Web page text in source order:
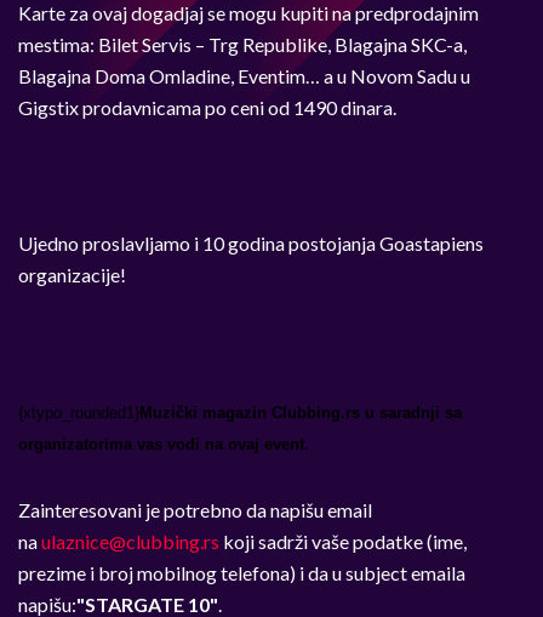
Karte za ovaj dogadjaj se mogu kupiti na predprodajnim
mestima: Bilet Servis – Trg Republike, Blagajna SKC-a,
Blagajna Doma Omladine, Eventim… a u Novom Sadu u
Gigstix prodavnicama po ceni od 1490 dinara.
Ujedno proslavljamo i 10 godina postojanja Goastapiens
organizacije!
{xtypo_rounded1}Muzički magazin Clubbing.rs u saradnji sa
organizatorima vas vodi na ovaj event.
Zainteresovani je potrebno da napišu email
naulaznice@clubbing.rs koji sadrži vaše podatke (ime,
prezime i broj mobilnog telefona) i da u subject emaila
napišu:"STARGATE 10".